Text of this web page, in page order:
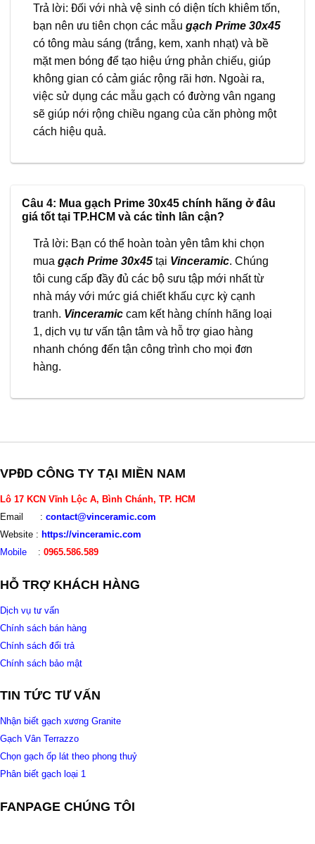
Trả lời: Đối với nhà vệ sinh có diện tích khiêm tốn,
bạn nên ưu tiên chọn các mẫu gạch Prime 30x45
có tông màu sáng (trắng, kem, xanh nhạt) và bề
mặt men bóng để tạo hiệu ứng phản chiếu, giúp
không gian có cảm giác rộng rãi hơn. Ngoài ra,
việc sử dụng các mẫu gạch có đường vân ngang
sẽ giúp nới rộng chiều ngang của căn phòng một
cách hiệu quả.
Câu 4: Mua gạch Prime 30x45 chính hãng ở đâu
giá tốt tại TP.HCM và các tỉnh lân cận?
Trả lời: Bạn có thể hoàn toàn yên tâm khi chọn
mua gạch Prime 30x45 tại Vinceramic. Chúng
tôi cung cấp đầy đủ các bộ sưu tập mới nhất từ
nhà máy với mức giá chiết khấu cực kỳ cạnh
tranh. Vinceramic cam kết hàng chính hãng loại
1, dịch vụ tư vấn tận tâm và hỗ trợ giao hàng
nhanh chóng đến tận công trình cho mọi đơn
hàng.
VPĐD CÔNG TY TẠI MIỀN NAM
Lô 17 KCN Vĩnh Lộc A, Bình Chánh, TP. HCM
Email : contact@vinceramic.com
Website : https://vinceramic.com
Mobile : 0965.586.589
HỖ TRỢ KHÁCH HÀNG
Dịch vụ tư vấn
Chính sách bán hàng
Chính sách đổi trả
Chính sách bảo mật
TIN TỨC TƯ VẤN
Nhận biết gạch xương Granite
Gạch Vân Terrazzo
Chọn gạch ốp lát theo phong thuỷ
Phân biết gạch loại 1
FANPAGE CHÚNG TÔI